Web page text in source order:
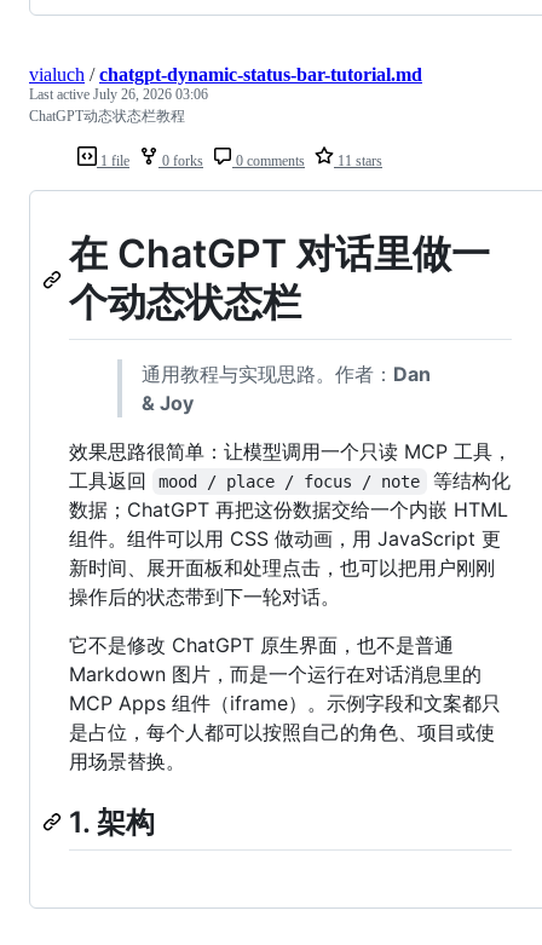
1 file 0 forks 0 comments 11 stars
vialuch /chatgpt-dynamic-status-bar-tutorial.md
Last active July 26, 2026 03:06
ChatGPT动态状态栏教程
在 ChatGPT 对话里做一
个动态状态栏
通用教程与实现思路。作者： Dan
& Joy
效果思路很简单：让模型调用一个只读 MCP 工具，
工具返回
mood / place / focus / note
等结构化
数据；ChatGPT 再把这份数据交给一个内嵌 HTML
组件。组件可以用 CSS 做动画，用 JavaScript 更
新时间、展开面板和处理点击，也可以把用户刚刚
操作后的状态带到下一轮对话。
它不是修改 ChatGPT 原生界面，也不是普通
Markdown 图片，而是一个运行在对话消息里的
MCP Apps 组件（iframe）。示例字段和文案都只
是占位，每个人都可以按照自己的角色、项目或使
用场景替换。
1. 架构